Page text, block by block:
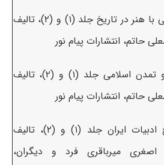
۶- آشنایی با هنر در تاریخ جلد (۱) و (۲)، تالیف
حاتم، انتشارات پیام نور
۷- هنر و تمدن اسلامی جلد (۱) و (۲)، تالیف
حاتم، انتشارات پیام نور
۸- تاریخ ادبیات ایران جلد (۱) و (۲)، تالیف
اصغری میرباقری فرد و دیگران،